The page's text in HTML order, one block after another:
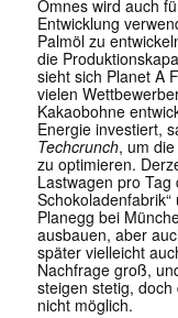
Omnes wird auch
Entwicklung
Palmöl zu
die
sieht sich Planet A
vielen
Kakaobohne
Energie investiert,
Techcrunch, um
zu optimieren.
Lastwagen pro Tag
Planegg bei
ausbauen, aber
später vielleicht
Nachfrage groß,
steigen stetig,
nicht möglich.